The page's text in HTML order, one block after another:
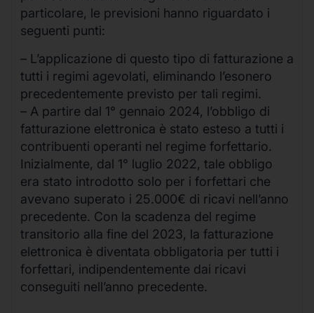
particolare, le previsioni hanno riguardato i
seguenti punti:
– L’applicazione di questo tipo di fatturazione a
tutti i regimi agevolati, eliminando l’esonero
precedentemente previsto per tali regimi.
– A partire dal 1° gennaio 2024, l’obbligo di
fatturazione elettronica è stato esteso a tutti i
contribuenti operanti nel regime forfettario.
Inizialmente, dal 1° luglio 2022, tale obbligo
era stato introdotto solo per i forfettari che
avevano superato i 25.000€ di ricavi nell’anno
precedente. Con la scadenza del regime
transitorio alla fine del 2023, la fatturazione
elettronica è diventata obbligatoria per tutti i
forfettari, indipendentemente dai ricavi
conseguiti nell’anno precedente.